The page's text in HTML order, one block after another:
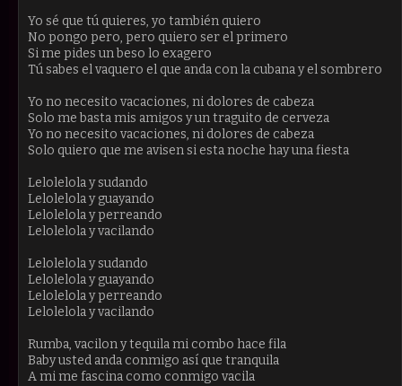
Yo sé que tú quieres, yo también quiero
No pongo pero, pero quiero ser el primero
Si me pides un beso lo exagero
Tú sabes el vaquero el que anda con la cubana y el sombrero
Yo no necesito vacaciones, ni dolores de cabeza
Solo me basta mis amigos y un traguito de cerveza
Yo no necesito vacaciones, ni dolores de cabeza
Solo quiero que me avisen si esta noche hay una fiesta
Lelolelola y sudando
Lelolelola y guayando
Lelolelola y perreando
Lelolelola y vacilando
Lelolelola y sudando
Lelolelola y guayando
Lelolelola y perreando
Lelolelola y vacilando
Rumba, vacilon y tequila mi combo hace fila
Baby usted anda conmigo así que tranquila
A mi me fascina como conmigo vacila